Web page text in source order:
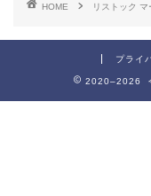
HOME リストック
プライ
2020–2026